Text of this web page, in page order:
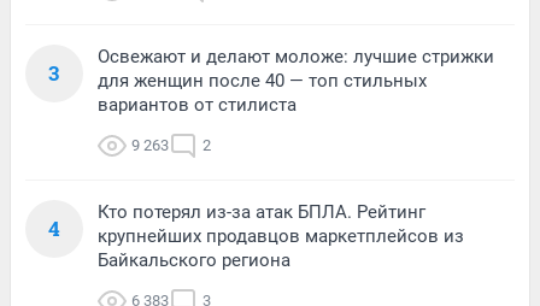
3
Освежают и делают моложе: лучшие стрижки
для женщин после 40 — топ стильных
вариантов от стилиста
9 263 2
4
Кто потерял из-за атак БПЛА. Рейтинг
крупнейших продавцов маркетплейсов из
Байкальского региона
6 383 3